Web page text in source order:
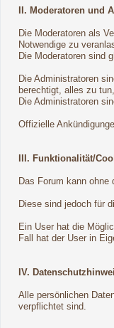
II. Moderatoren und
Die Moderatoren als
Notwendige zu
Die Moderatoren sind
Die Administratoren
berechtigt, alles zu
Die Administratoren
Offizielle
III. Funktionalität/
Das Forum kann ohne
Diese sind jedoch für
Ein User hat die
Fall hat der User in
IV.
Alle persönlichen
verpflichtet sind.